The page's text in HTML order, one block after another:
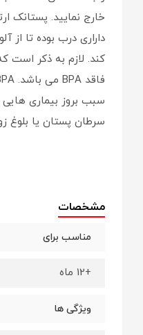
خارج نمایید. پستانک
داراری درب بوده تا از
کند. لازم به ذکر است
سبب بروز بیماری
سرطان پستان یا بلوغ
مشخصات
مناسب برای
+12 ماه
ویژگی ها